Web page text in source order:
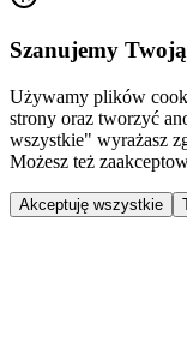
Szanujemy
Używamy plików
strony oraz tworzyć
wszystkie" wyrażasz
Możesz też
Akceptuję wszystkie